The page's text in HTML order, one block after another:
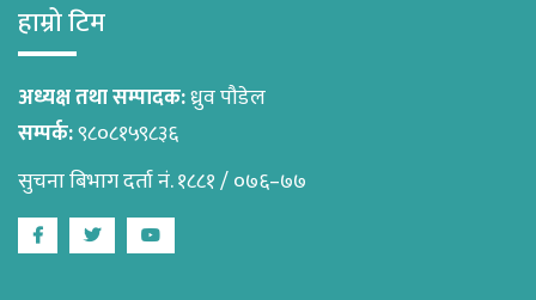
हाम्रो टिम
अध्यक्ष तथा सम्पादक:ध्रुव पौडेल
सम्पर्क:९८०८१५९८३६
सुचना बिभाग दर्ता नं. १८८१ / ०७६–७७
FacebookTwitterYoutube